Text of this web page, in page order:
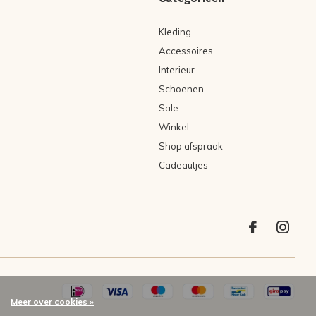
Kleding
Accessoires
Interieur
Schoenen
Sale
Winkel
Shop afspraak
Cadeautjes
Meer over cookies »